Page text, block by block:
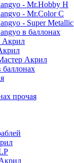
- Mr.Hobby H
- Mr.Color C
- Super Metallic
в баллонах
Акрил
Акрил
баллонах
прочая